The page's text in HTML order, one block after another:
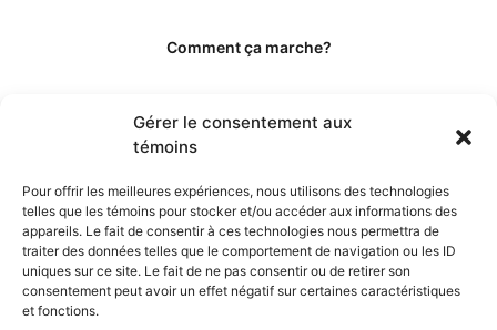
Gérer le consentement aux
témoins
Pour offrir les meilleures expériences, nous utilisons des technologies
telles que les témoins pour stocker et/ou accéder aux informations des
appareils. Le fait de consentir à ces technologies nous permettra de
traiter des données telles que le comportement de navigation ou les ID
uniques sur ce site. Le fait de ne pas consentir ou de retirer son
consentement peut avoir un effet négatif sur certaines caractéristiques
et fonctions.
Comment ça marche?
Les éditeurs
Les experts et collaborateurs